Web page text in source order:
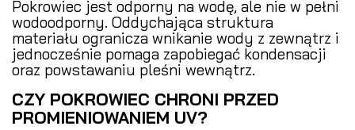
Pokrowiec jest odporny na wodę, ale nie w pełni
wodoodporny. Oddychająca struktura
materiału ogranicza wnikanie wody z zewnątrz i
jednocześnie pomaga zapobiegać kondensacji
oraz powstawaniu pleśni wewnątrz.
CZY POKROWIEC CHRONI PRZED
PROMIENIOWANIEM UV?